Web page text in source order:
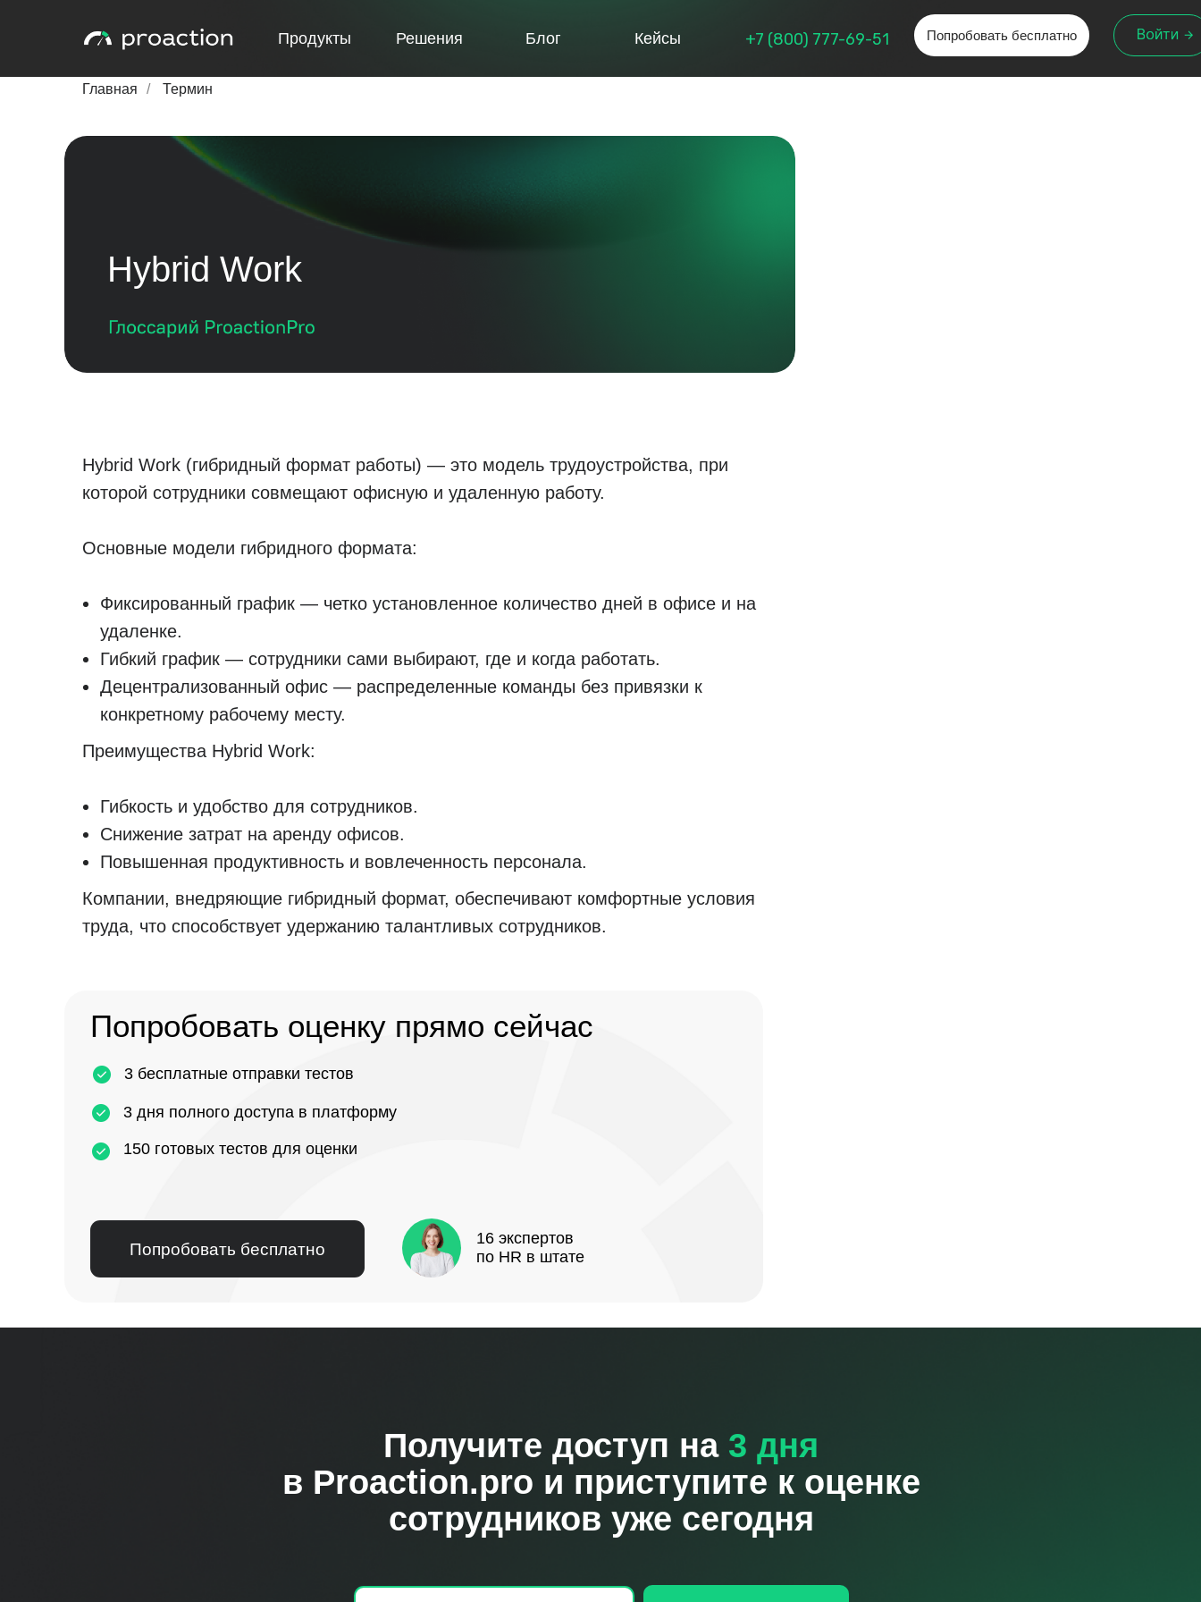
+7 (800) 777-69-51 Попробовать бесплатно
Продукты Блог Кейсы
Решения Войти
Главная / Термин
Hybrid Work
Hybrid Work (гибридный формат работы) — это модель трудоустройства, при
которой сотрудники совмещают офисную и удаленную работу.
Основные модели гибридного формата:
Фиксированный график — четко установленное количество дней в офисе и на
удаленке.
Гибкий график — сотрудники сами выбирают, где и когда работать.
Децентрализованный офис — распределенные команды без привязки к
конкретному рабочему месту.
Преимущества Hybrid Work:
Гибкость и удобство для сотрудников.
Снижение затрат на аренду офисов.
Повышенная продуктивность и вовлеченность персонала.
Компании, внедряющие гибридный формат, обеспечивают комфортные условия
труда, что способствует удержанию талантливых сотрудников.
Попробовать оценку прямо сейчас
Попробовать бесплатно
16 экспертов
по HR в штате
3 дня полного доступа в платформу
150 готовых тестов для оценки
3 бесплатные отправки тестов
Получите доступ на 3 дня
в Proaction.pro и приступите к оценке
сотрудников уже сегодня